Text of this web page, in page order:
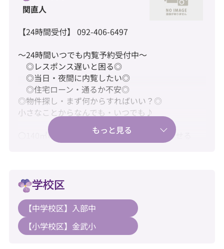
関直人
【24時間受付】 092-406-6497
～24時間いつでも内覧予約受付中～
◎レスポンス遅いと困る◎
◎当日・夜間に内覧したい◎
◎住宅ローン・通るか不安◎
◎物件探し・まず何からすればいい？◎
小さなことからなんでも・いつでも♪
〇140㎡のゆとり。家族みんなが快適に暮らせる
〇車3台駐車可能♪
【教育】
◆入部小学校：徒歩9分
学校区
【中学校区】入部中
【小学校区】金武小